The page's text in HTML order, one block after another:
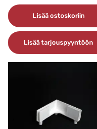
Lisää ostoskoriin
Lisää tarjouspyyntöön